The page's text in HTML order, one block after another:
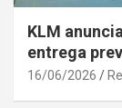
KLM
entrega
16/06/2026